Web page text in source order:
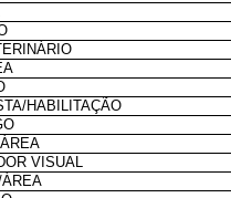
HABILITAÇÃO
VISUAL
ÁREA